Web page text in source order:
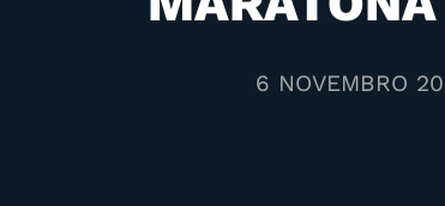
6 NOVEMBRO